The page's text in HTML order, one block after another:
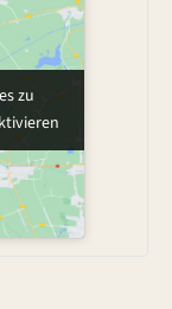
zu